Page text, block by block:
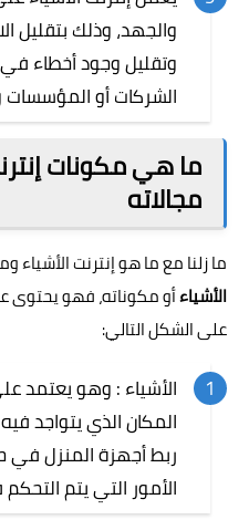
والجهد، وذلك بتقليل
وتقليل وجود أخطاء
الشركات أو المؤسسات
ما هي مكونات
مجالاته
ما زلنا مع ما هو إنترنت الأشياء
الأشياءأو مكوناته، فهو يحتوى
على الشكل التالي:
الأشياء : وهو يعتمد
المكان الذي يتواجد
ربط أجهزة المنزل
الأمور التي يتم